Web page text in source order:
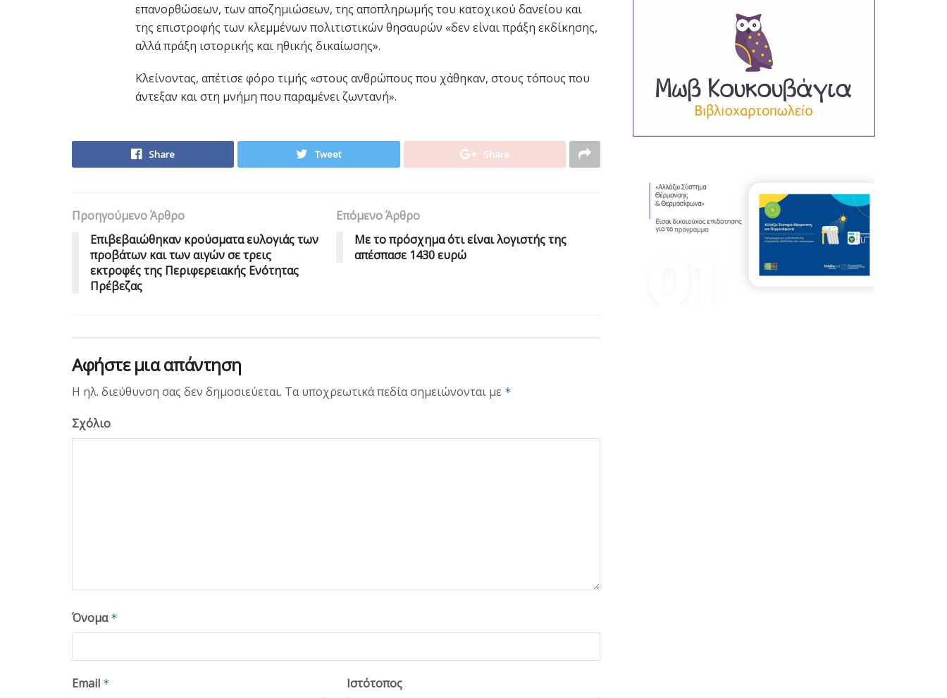
επανορθώσεων, των αποζημιώσεων, της αποπληρωμής του κατοχικού δανείου και
της επιστροφής των κλεμμένων πολιτιστικών θησαυρών «δεν είναι πράξη εκδίκησης,
αλλά πράξη ιστορικής και ηθικής δικαίωσης».
Κλείνοντας, απέτισε φόρο τιμής «στους ανθρώπους που χάθηκαν, στους τόπους που
άντεξαν και στη μνήμη που παραμένει ζωντανή».
Share Tweet Share
Προηγούμενο Άρθρο
Eπιβεβαιώθηκαν κρούσματα ευλογιάς των
προβάτων και των αιγών σε τρεις
εκτροφές της Περιφερειακής Ενότητας
Πρέβεζας
Επόμενο Άρθρο
Με το πρόσχημα ότι είναι λογιστής της
απέσπασε 1430 ευρώ
Αφήστε μια απάντηση
Η ηλ. διεύθυνση σας δεν δημοσιεύεται. Τα υποχρεωτικά πεδία σημειώνονται με *
Σχόλιο
Όνομα *
Email * Ιστότοπος